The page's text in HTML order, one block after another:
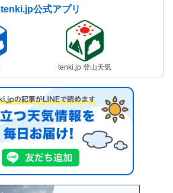
tenki.jp公式アプリ
tenki.jp 登山天気